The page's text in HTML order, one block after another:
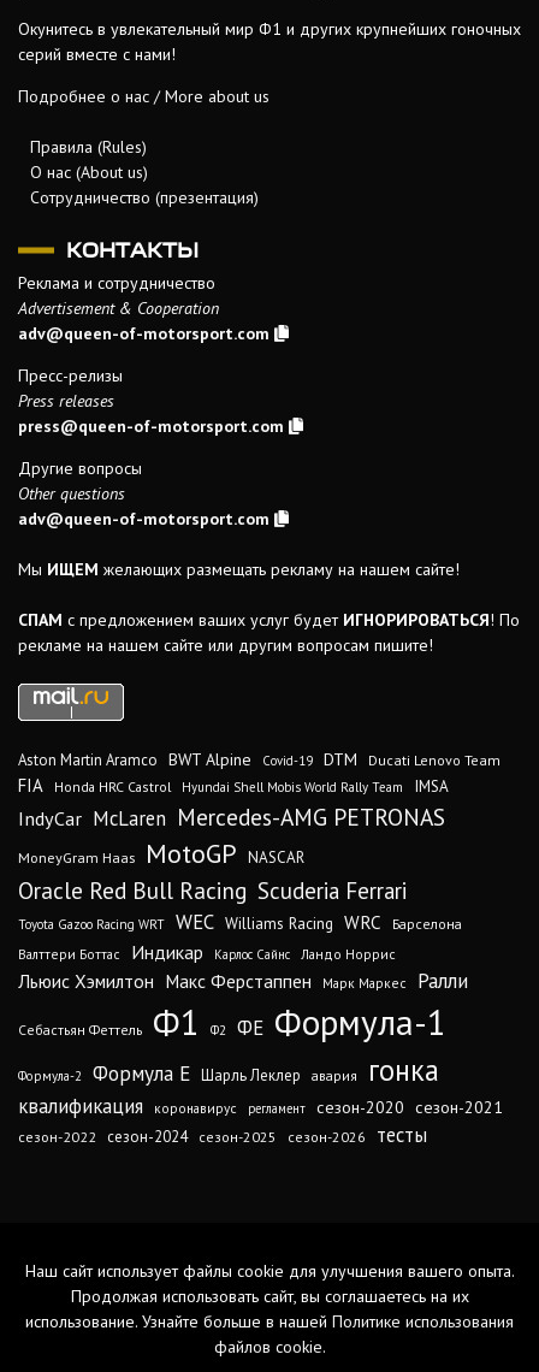
Окунитесь в увлекательный мир Ф1 и других крупнейших гоночных
серий вместе с нами!
Подробнее о нас / More about us
Правила (Rules)
О нас (About us)
Сотрудничество (презентация)
КОНТАКТЫ
Реклама и сотрудничество
Advertisement & Cooperation
adv@queen-of-motorsport.com
Пресс-релизы
Press releases
press@queen-of-motorsport.com
Другие вопросы
Other questions
adv@queen-of-motorsport.com
Мы ИЩЕМ желающих размещать рекламу на нашем сайте!
СПАМ с предложением ваших услуг будет ИГНОРИРОВАТЬСЯ! По
рекламе на нашем сайте или другим вопросам пишите!
Aston Martin Aramco BWT Alpine Covid-19 DTM Ducati Lenovo Team
FIA Honda HRC Castrol Hyundai Shell Mobis World Rally Team IMSA
IndyCar McLaren Mercedes-AMG PETRONAS
MoneyGram Haas MotoGP NASCAR
Oracle Red Bull Racing Scuderia Ferrari
Toyota Gazoo Racing WRT WEC Williams Racing WRC
Барселона
Валттери Боттас
Индикар Карлос Сайнс Ландо Норрис
Льюис Хэмилтон Макс Ферстаппен Марк Маркес Ралли
Себастьян Феттель Ф1 Ф2 ФЕ Формула-1
Формула-2 Формула Е Шарль Леклер авария гонка
квалификация коронавирус регламент сезон-2020 сезон-2021
сезон-2022 сезон-2024 сезон-2025 сезон-2026 тесты
Наш сайт использует файлы cookie для улучшения вашего опыта.
Продолжая использовать сайт, вы соглашаетесь на их
использование. Узнайте больше в нашей Политике использования
файлов cookie.